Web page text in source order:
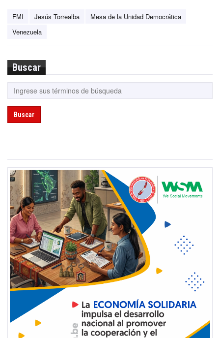
FMI Jesús Torrealba
Mesa de la Unidad Democrática
Venezuela
Buscar
Buscar